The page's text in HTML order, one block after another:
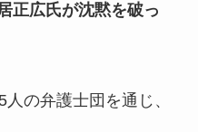
正広氏が沈黙を破っ
の弁護士団を通じ、